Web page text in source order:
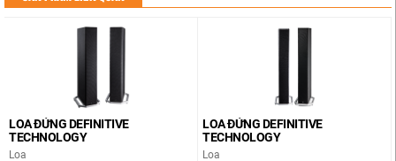
LOA ĐỨNG DEFINITIVE
TECHNOLOGY
Loa
LOA ĐỨNG DEFINITIVE
TECHNOLOGY
Loa